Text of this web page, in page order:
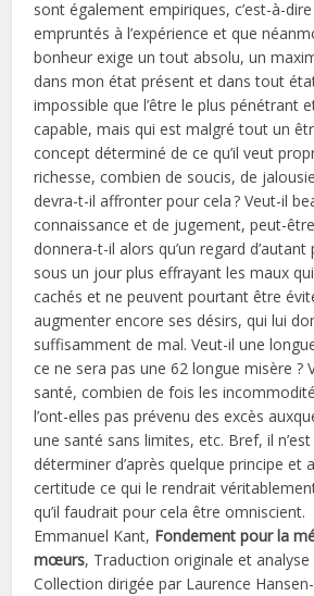
sont également empiriques, c’est-à-
empruntés à l’expérience et que
bonheur exige un tout absolu, un
dans mon état présent et dans tout
impossible que l’être le plus pénétrant
capable, mais qui est malgré tout un
concept déterminé de ce qu’il veut
richesse, combien de soucis, de
devra-t-il affronter pour cela ? Veut-il
connaissance et de jugement, peut-
donnera-t-il alors qu’un regard
sous un jour plus effrayant les maux
cachés et ne peuvent pourtant être
augmenter encore ses désirs, qui lui
suffisamment de mal. Veut-il une
ce ne sera pas une 62 longue misère ?
santé, combien de fois les
l’ont-elles pas prévenu des excès
une santé sans limites, etc. Bref, il
déterminer d’après quelque principe et
certitude ce qui le rendrait
qu’il faudrait pour cela être omniscient.
Emmanuel Kant, Fondement pour la
mœurs, Traduction originale et analyse
Collection dirigée par Laurence